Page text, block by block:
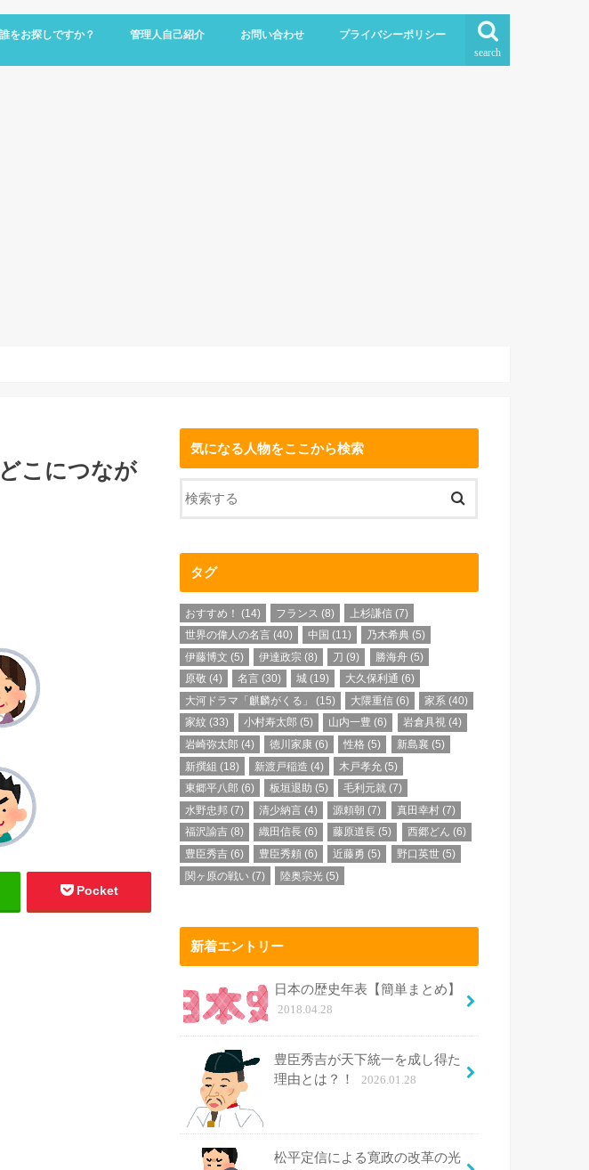
search
誰をお探しですか？ 管理人自己紹介 お問い合わせ プライバシーポリシー
こにつなが
Pocket
気になる人物をここから検索
タグ
おすすめ！ (14) フランス (8) 上杉謙信 (7)
世界の偉人の名言 (40) 中国 (11) 乃木希典 (5)
伊藤博文 (5) 伊達政宗 (8) 刀 (9) 勝海舟(5)
原敬 (4) 名言 (30) 城 (19) 大久保利通 (6)
大河ドラマ「麒麟がくる」
(15) 大隈重信 (6) 家系 (40)
家紋 (33) 小村寿太郎 (5) 山内一豊 (6) 岩倉具視(4)
岩崎弥太郎 (4) 徳川家康 (6) 性格 (5) 新島襄 (5)
新撰組 (18) 新渡戸稲造 (4) 木戸孝允 (5)
東郷平八郎 (6) 板垣退助 (5) 毛利元就 (7)
水野忠邦 (7) 清少納言 (4) 源頼朝 (7) 真田幸村(7)
福沢諭吉 (8) 織田信長 (6) 藤原道長 (5) 西郷どん (6)
豊臣秀吉 (6) 豊臣秀頼 (6) 近藤勇 (5) 野口英世(5)
関ヶ原の戦い (7) 陸奥宗光 (5)
新着エントリー
日本の歴史年表【簡単まとめ】
2018.04.28
豊臣秀吉が天下統一を成し得た
理由とは？！
2026.01.28
松平定信による寛政の改革の光